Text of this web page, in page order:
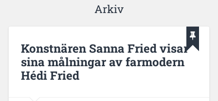
Arkiv
Konstnären Sanna Fried visar
sina målningar av farmodern
Hédi Fried